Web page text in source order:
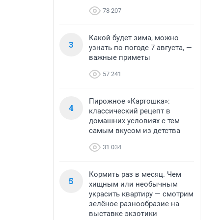
78 207
3
Какой будет зима, можно
узнать по погоде 7 августа, —
важные приметы
57 241
4
Пирожное «Картошка»:
классический рецепт в
домашних условиях с тем
самым вкусом из детства
31 034
5
Кормить раз в месяц. Чем
хищным или необычным
украсить квартиру — смотрим
зелёное разнообразие на
выставке экзотики